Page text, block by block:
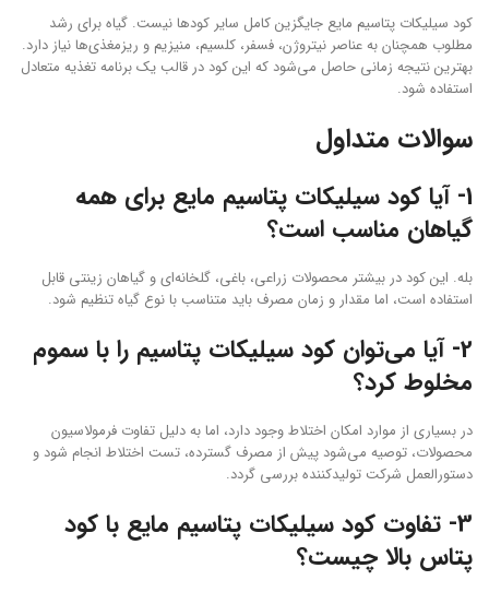
کود سیلیکات پتاسیم مایع جایگزین کامل سایر کودها نیست. گیاه برای رشد
مطلوب همچنان به عناصر نیتروژن، فسفر، کلسیم، منیزیم و ریزمغذی‌ها نیاز دارد.
بهترین نتیجه زمانی حاصل می‌شود که این کود در قالب یک برنامه تغذیه متعادل
استفاده شود.
سوالات متداول
1- آیا کود سیلیکات پتاسیم مایع برای همه
گیاهان مناسب است؟
بله. این کود در بیشتر محصولات زراعی، باغی، گلخانه‌ای و گیاهان زینتی قابل
استفاده است، اما مقدار و زمان مصرف باید متناسب با نوع گیاه تنظیم شود.
2- آیا می‌توان کود سیلیکات پتاسیم را با سموم
مخلوط کرد؟
در بسیاری از موارد امکان اختلاط وجود دارد، اما به دلیل تفاوت فرمولاسیون
محصولات، توصیه می‌شود پیش از مصرف گسترده، تست اختلاط انجام شود و
دستورالعمل شرکت تولیدکننده بررسی گردد.
3- تفاوت کود سیلیکات پتاسیم مایع با کود
پتاس بالا چیست؟